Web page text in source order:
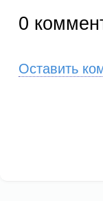
0
Оставить